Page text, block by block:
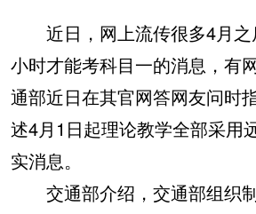
近日，网上流传很多4月之
小时才能考科目一的消息，有
通部近日在其官网答网友问时
述4月1日起理论教学全部采用
实消息。
交通部介绍，交通部组织